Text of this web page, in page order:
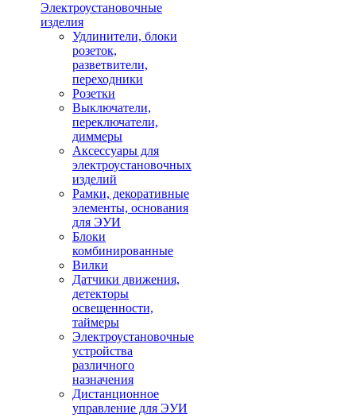
Электроустановочные
изделия
Удлинители, блоки
розеток,
разветвители,
переходники
Розетки
Выключатели,
переключатели,
диммеры
Аксессуары для
электроустановочных
изделий
Рамки, декоративные
элементы, основания
для ЭУИ
Блоки
комбинированные
Вилки
Датчики движения,
детекторы
освещенности,
таймеры
Электроустановочные
устройства
различного
назначения
Дистанционное
управление для ЭУИ